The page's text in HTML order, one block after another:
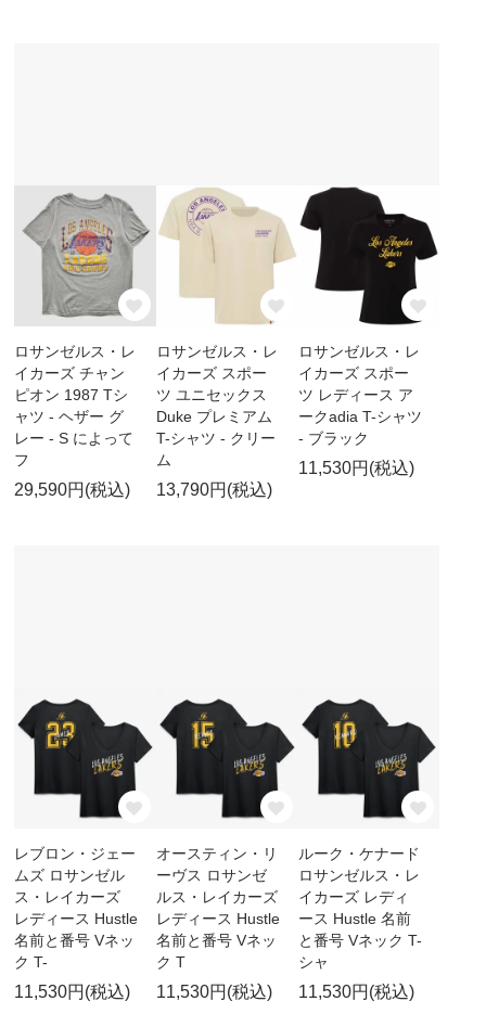
ロサンゼルス・レ
イカーズ チャン
ピオン 1987 Tシ
ャツ - ヘザー グ
レー - S によって
フ
29,590円(税込)
ロサンゼルス・レ
イカーズ スポー
ツ ユニセックス
Duke プレミアム
T-シャツ - クリー
ム
13,790円(税込)
ロサンゼルス・レ
イカーズ スポー
ツ レディース ア
ークadia T-シャツ
- ブラック
11,530円(税込)
レブロン・ジェー
ムズ ロサンゼル
ス・レイカーズ
レディース Hustle
名前と番号 Vネッ
ク T-
11,530円(税込)
オースティン・リ
ーヴス ロサンゼ
ルス・レイカーズ
レディース Hustle
名前と番号 Vネッ
ク T
11,530円(税込)
ルーク・ケナード
ロサンゼルス・レ
イカーズ レディ
ース Hustle 名前
と番号 Vネック T-
シャ
11,530円(税込)